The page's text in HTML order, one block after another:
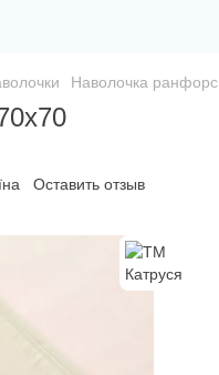
Наволочка
Оставить отзыв